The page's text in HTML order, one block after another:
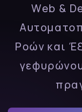
Web &
Ροών και